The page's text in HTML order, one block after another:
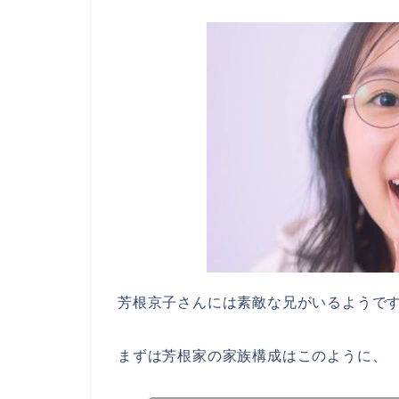
芳根京子さんには素敵な兄がいるようで
まずは芳根家の家族構成はこのように、